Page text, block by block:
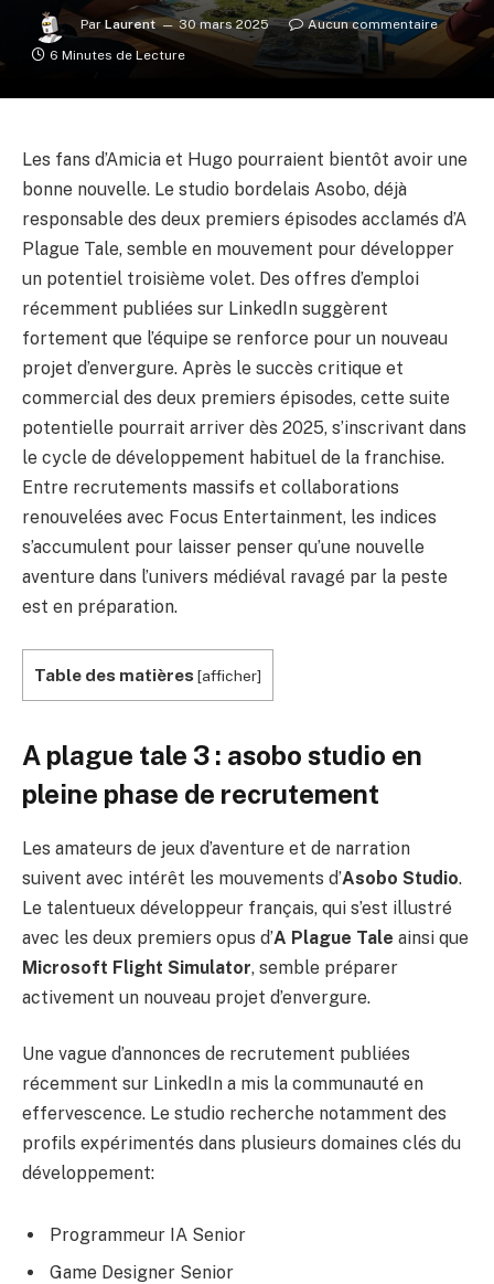
Par Laurent 30 mars 2025
Aucun commentaire
6 Minutes de Lecture
Les fans d’Amicia et Hugo pourraient bientôt avoir une
bonne nouvelle. Le studio bordelais Asobo, déjà
responsable des deux premiers épisodes acclamés d’A
Plague Tale, semble en mouvement pour développer
un potentiel troisième volet. Des offres d’emploi
récemment publiées sur LinkedIn suggèrent
fortement que l’équipe se renforce pour un nouveau
projet d’envergure. Après le succès critique et
commercial des deux premiers épisodes, cette suite
potentielle pourrait arriver dès 2025, s’inscrivant dans
le cycle de développement habituel de la franchise.
Entre recrutements massifs et collaborations
renouvelées avec Focus Entertainment, les indices
s’accumulent pour laisser penser qu’une nouvelle
aventure dans l’univers médiéval ravagé par la peste
est en préparation.
Table des matières [afficher]
A plague tale 3 : asobo studio en
pleine phase de recrutement
Les amateurs de jeux d’aventure et de narration
suivent avec intérêt les mouvements d’Asobo Studio.
Le talentueux développeur français, qui s’est illustré
avec les deux premiers opus d’A Plague Tale ainsi que
Microsoft Flight Simulator, semble préparer
activement un nouveau projet d’envergure.
Une vague d’annonces de recrutement publiées
récemment sur LinkedIn a mis la communauté en
effervescence. Le studio recherche notamment des
profils expérimentés dans plusieurs domaines clés du
développement:
Programmeur IA Senior
Game Designer Senior